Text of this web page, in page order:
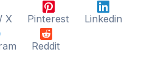
X Pinterest Linkedin
Reddit